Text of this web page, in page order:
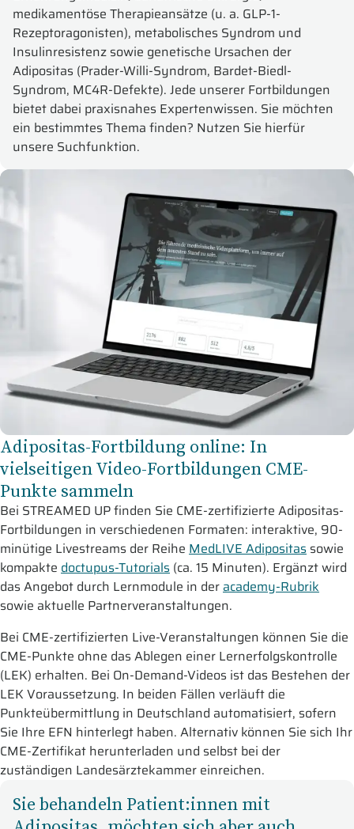
medikamentöse Therapieansätze (u. a. GLP-1-
Rezeptoragonisten), metabolisches Syndrom und
Insulinresistenz sowie genetische Ursachen der
Adipositas (Prader-Willi-Syndrom, Bardet-Biedl-
Syndrom, MC4R-Defekte). Jede unserer Fortbildungen
bietet dabei praxisnahes Expertenwissen. Sie möchten
ein bestimmtes Thema finden? Nutzen Sie hierfür
unsere Suchfunktion.
Adipositas-Fortbildung online: In
vielseitigen Video-Fortbildungen CME-
Punkte sammeln
Bei STREAMED UP finden Sie CME-zertifizierte Adipositas-
Fortbildungen in verschiedenen Formaten: interaktive, 90-
minütige Livestreams der Reihe MedLIVE Adipositas sowie
kompakte doctupus-Tutorials (ca. 15 Minuten). Ergänzt wird
das Angebot durch Lernmodule in deracademy-Rubrik
sowie aktuelle Partnerveranstaltungen.
Bei CME-zertifizierten Live-Veranstaltungen können Sie die
CME-Punkte ohne das Ablegen einer Lernerfolgskontrolle
(LEK) erhalten. Bei On-Demand-Videos ist das Bestehen der
LEK Voraussetzung. In beiden Fällen verläuft die
Punkteübermittlung in Deutschland automatisiert, sofern
Sie Ihre EFN hinterlegt haben. Alternativ können Sie sich Ihr
CME-Zertifikat herunterladen und selbst bei der
zuständigen Landesärztekammer einreichen.
Sie behandeln Patient:innen mit